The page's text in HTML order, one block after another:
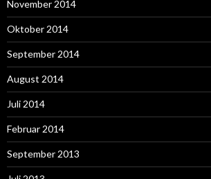
November 2014
Oktober 2014
September 2014
August 2014
Juli 2014
Februar 2014
September 2013